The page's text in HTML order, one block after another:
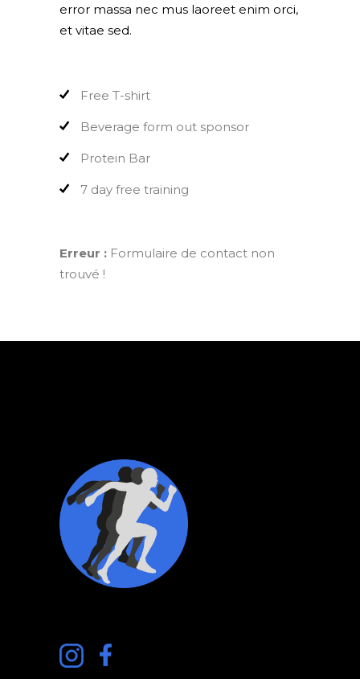
error massa nec mus laoreet enim orci,
et vitae sed.
Free T-shirt
Beverage form out sponsor
Protein Bar
7 day free training
Erreur : Formulaire de contact non
trouvé !